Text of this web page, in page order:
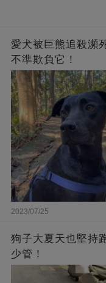
愛犬被巨熊追殺瀕
不準欺負它！
2023/07/25
狗子大夏天也堅持
少管！